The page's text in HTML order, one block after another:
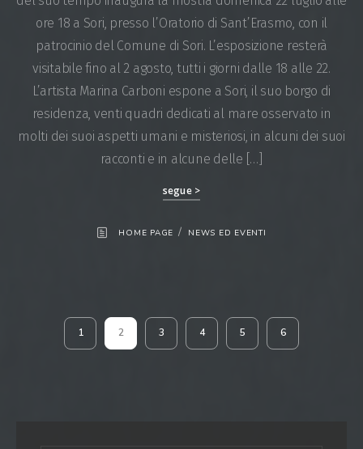
ore 18 a Sori, presso l’Oratorio di Sant’Erasmo, con il
patrocinio del Comune di Sori. L’esposizione resterà
visitabile fino al 2 agosto, tutti i giorni dalle 18 alle 22.
L’artista Marina Carboni espone a Sori, il suo borgo di
residenza, venti quadri dedicati al mare osservato in
molti dei suoi aspetti umani e misteriosi, in alcuni dei suoi
racconti e in alcune delle […]
segue >
HOME PAGE / NEWS ED EVENTI
1 2 3 4 5 6